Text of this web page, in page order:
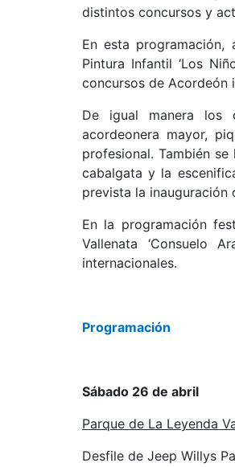
distintos concursos y
En esta
Pintura Infantil ‘Los
concursos de Acordeón
De igual manera los
acordeonera mayor,
profesional. También
cabalgata y la
prevista la inauguración
En la programación
Vallenata ‘Consuelo
internacionales.
Programación
Sábado 26 de abril
Parque de La Leyenda
Desfile de Jeep Willys